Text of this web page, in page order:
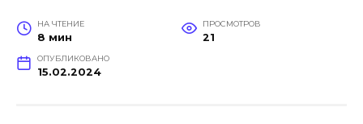
НА ЧТЕНИЕ
8 мин
ПРОСМОТРОВ
21
ОПУБЛИКОВАНО
15.02.2024